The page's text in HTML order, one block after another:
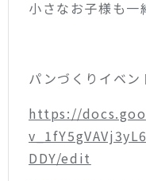
小さなお子様も一
パンづくりイベ
https://
DDY/edit